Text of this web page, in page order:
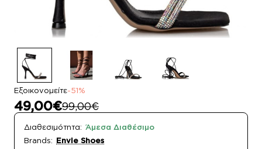
Εξοικονομείτε-51%
49,00€99,00€
Διαθεσιμότητα: Άμεσα Διαθέσιμο
Brands: Envie Shoes